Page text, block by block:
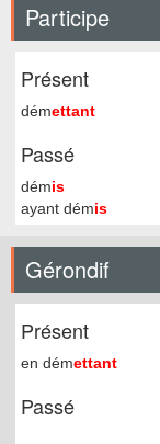
Participe
Présent
démettant
Passé
démis
ayant démis
Gérondif
Présent
en démettant
Passé